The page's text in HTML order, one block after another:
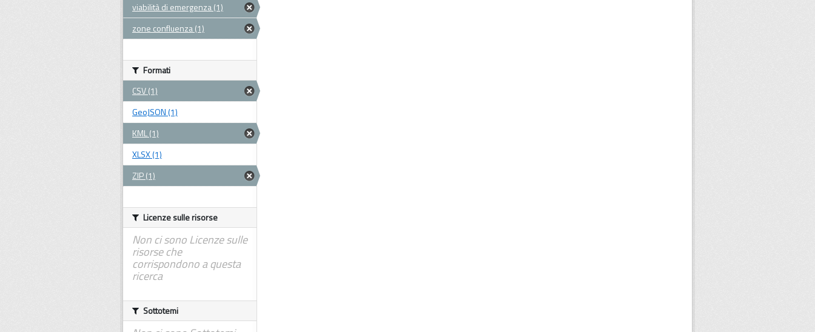
viabilità di emergenza (1)
zone confluenza (1)
Formati
CSV (1)
GeoJSON (1)
KML (1)
XLSX (1)
ZIP (1)
Licenze sulle risorse
Non ci sono Licenze sulle
risorse che
corrispondono a questa
ricerca
Sottotemi